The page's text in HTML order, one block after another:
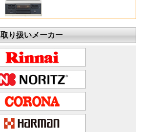
取り扱いメーカー